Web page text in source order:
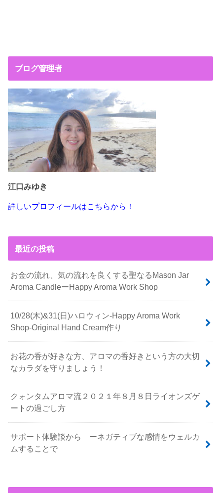
ブログ管理者
江口みゆき
詳しいプロフィールはこちらから！
最近の投稿
お金の流れ、気の流れを良くする聖なるMason Jar
Aroma CandleーHappy Aroma Work Shop
10/28(木)&31(日)ハロウィン-Happy Aroma Work
Shop-Original Hand Cream作り
お花の香が好きな方、アロマの香好きという方の大切
なカラダを守りましょう！
クォンタムアロマ流２０２１年８月８日ライオンズゲ
ートの過ごし方
サポート体験談から ーネガティブな感情をウェルカ
ムすることで